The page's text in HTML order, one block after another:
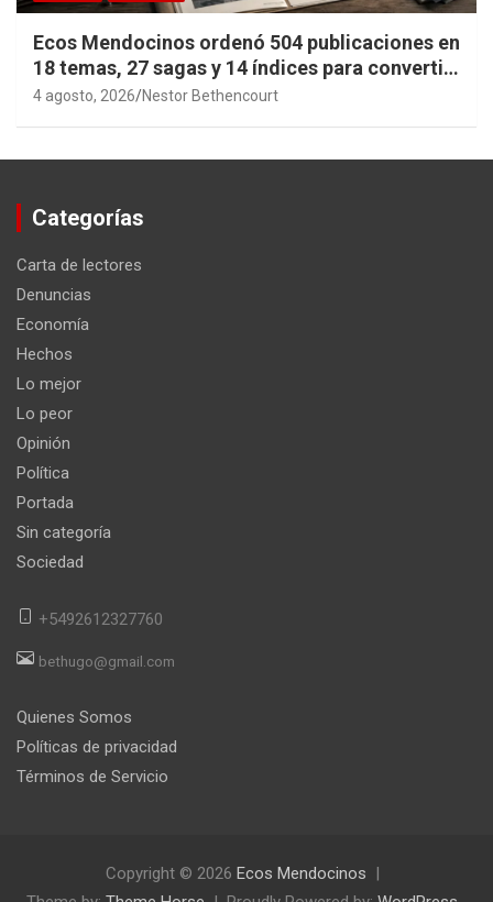
Ecos Mendocinos ordenó 504 publicaciones en
18 temas, 27 sagas y 14 índices para convertir
años de investigación en memoria pública
4 agosto, 2026 Nestor Bethencourt
Categorías
Carta de lectores
Denuncias
Economía
Hechos
Lo mejor
Lo peor
Opinión
Política
Portada
Sin categoría
Sociedad
+5492612327760
bethugo@gmail.com
Quienes Somos
Políticas de privacidad
Términos de Servicio
Copyright © 2026 Ecos Mendocinos